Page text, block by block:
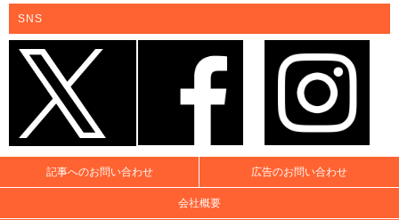
SNS
記事へのお問い合わせ 広告のお問い合わせ
会社概要